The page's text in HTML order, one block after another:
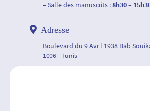
– Salle des manuscrits :8h30 –
Adresse
Boulevard du 9 Avril 1938 Bab
1006 - Tunis